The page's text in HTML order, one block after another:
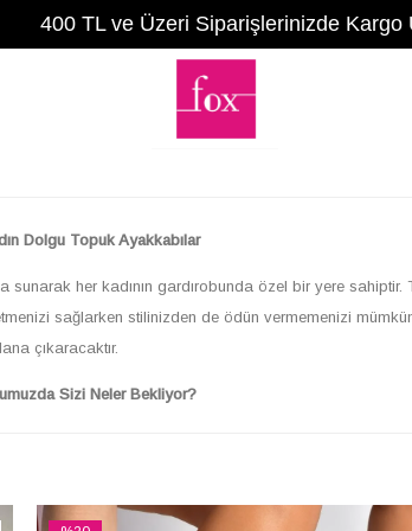
400 TL ve Üzeri Siparişlerinizde Kargo
Dolgu Topuk Ayakkabılar
sunarak her kadının gardırobunda özel bir yere
sağlarken stilinizden de ödün vermemenizi
çıkaracaktır.
Sizi Neler Bekliyor?
ve özgün kombinler oluşturmanıza olanak